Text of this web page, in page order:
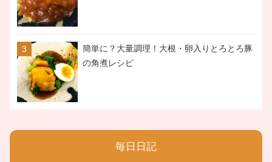
簡単に？大量調理！大根・卵入りとろとろ豚
の角煮レシピ
毎日日記